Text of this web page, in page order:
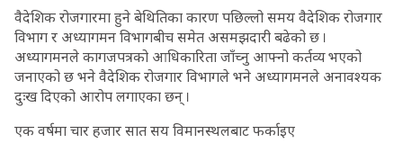
वैदेशिक रोजगारमा हुने बेथितिका कारण पछिल्लो समय वैदेशिक रोजगार
विभाग र अध्यागमन विभागबीच समेत असमझदारी बढेको छ ।
अध्यागमनले कागजपत्रको आधिकारिता जाँच्नु आफ्नो कर्तव्य भएको
जनाएको छ भने वैदेशिक रोजगार विभागले भने अध्यागमनले अनावश्यक
दुःख दिएको आरोप लगाएका छन् ।
एक वर्षमा चार हजार सात सय विमानस्थलबाट फर्काइए